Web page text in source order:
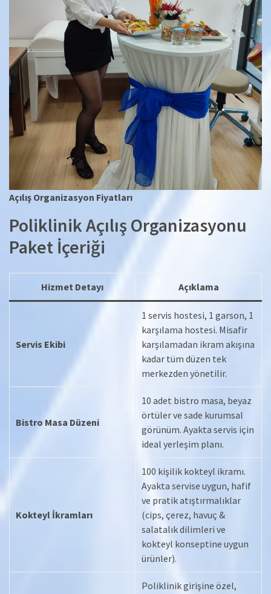
Açılış Organizasyon Fiyatları
Poliklinik Açılış Organizasyonu
Paket İçeriği
Hizmet Detayı Açıklama
Servis Ekibi
1 servis hostesi, 1 garson, 1
karşılama hostesi. Misafir
karşılamadan ikram akışına
kadar tüm düzen tek
merkezden yönetilir.
Bistro Masa Düzeni
10 adet bistro masa, beyaz
örtüler ve sade kurumsal
görünüm. Ayakta servis için
ideal yerleşim planı.
Kokteyl İkramları
100 kişilik kokteyl ikramı.
Ayakta servise uygun, hafif
ve pratik atıştırmalıklar
(cips, çerez, havuç &
salatalık dilimleri ve
kokteyl konseptine uygun
ürünler).
Poliklinik girişine özel,